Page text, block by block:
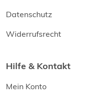
Datenschutz
Widerrufsrecht
Hilfe & Kontakt
Mein Konto